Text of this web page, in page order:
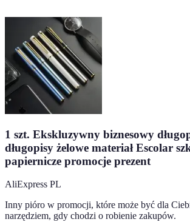
1 szt. Ekskluzywny biznesowy
długopisy żelowe materiał Escolar
papiernicze promocje prezent
AliExpress PL
Inny pióro w promocji, które może być dla
narzędziem, gdy chodzi o robienie zakupów.